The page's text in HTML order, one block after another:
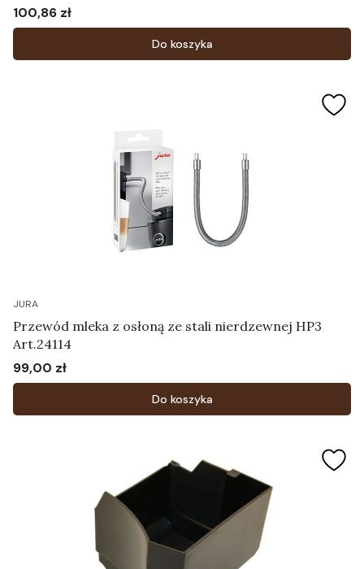
Pokrywa chroniąca aromat Art.58585
Cena
100,86 zł
Do koszyka
JURA
Przewód mleka z osłoną ze stali nierdzewnej HP3
Art.24114
Cena
99,00 zł
Do koszyka